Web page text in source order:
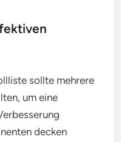
sollte mehrere
um eine
decken